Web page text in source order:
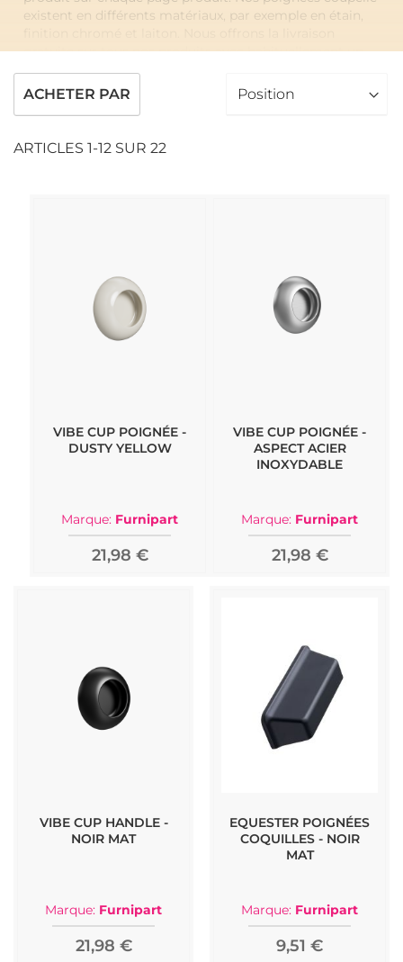
existent en différents matériaux, par exemple en étain,
gratuite sur tous nos produits avec habituellement un
délai de livraison de moins de 5 jours ouvrés.
ARTICLES 1-12 SUR 22
VIBE CUP POIGNÉE -
DUSTY YELLOW
Marque: Furnipart
21,98 €
VIBE CUP POIGNÉE -
ASPECT ACIER
INOXYDABLE
Marque: Furnipart
21,98 €
VIBE CUP HANDLE -
NOIR MAT
Marque: Furnipart
21,98 €
EQUESTER POIGNÉES
COQUILLES - NOIR
MAT
Marque: Furnipart
9,51 €
ACHETER PAR